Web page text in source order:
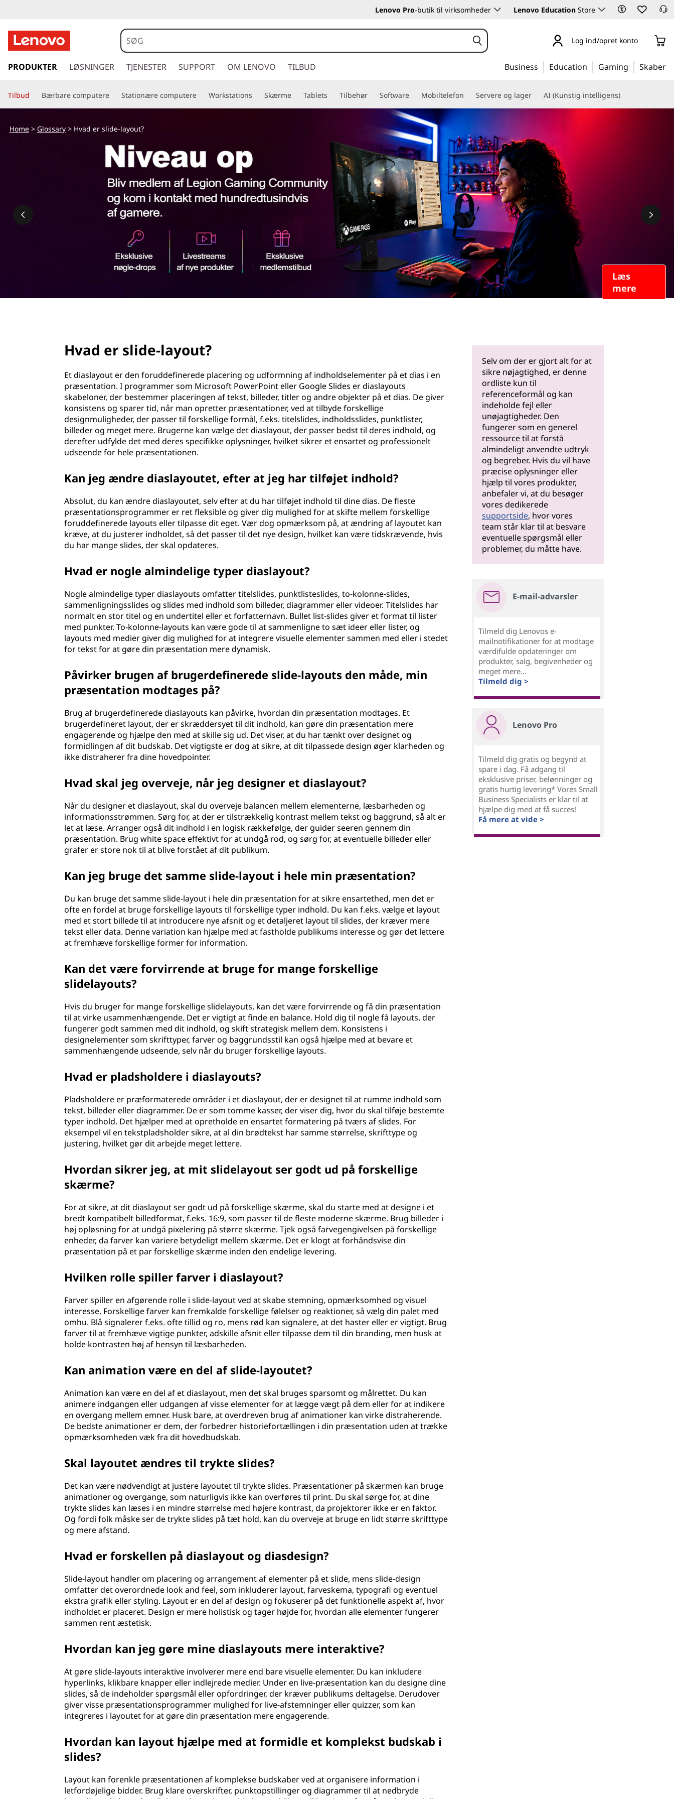
v
a
d
e
Lenovo Pro-butik til virksomheder Lenovo Education Store
p
n
g
i
Log ind/opret konto
PRODUKTER LØSNINGER TJENESTER SUPPORT OM LENOVO TILBUD Business Education Gaming Skaber
Tilbud Bærbare computere Stationære computere Workstations Skærme Tablets Tilbehør Software Mobiltelefon Servere og lager AI (Kunstig intelligens)
Læs
mere
Home> Glossary> Hvad er slide-layout?
Hvad er slide-layout?
Et diaslayout er den foruddefinerede placering og udformning af indholdselementer på et dias i en
præsentation. I programmer som Microsoft PowerPoint eller Google Slides er diaslayouts
skabeloner, der bestemmer placeringen af tekst, billeder, titler og andre objekter på et dias. De giver
konsistens og sparer tid, når man opretter præsentationer, ved at tilbyde forskellige
designmuligheder, der passer til forskellige formål, f.eks. titelslides, indholdsslides, punktlister,
billeder og meget mere. Brugerne kan vælge det diaslayout, der passer bedst til deres indhold, og
derefter udfylde det med deres specifikke oplysninger, hvilket sikrer et ensartet og professionelt
udseende for hele præsentationen.
Kan jeg ændre diaslayoutet, efter at jeg har tilføjet indhold?
Absolut, du kan ændre diaslayoutet, selv efter at du har tilføjet indhold til dine dias. De fleste
præsentationsprogrammer er ret fleksible og giver dig mulighed for at skifte mellem forskellige
foruddefinerede layouts eller tilpasse dit eget. Vær dog opmærksom på, at ændring af layoutet kan
kræve, at du justerer indholdet, så det passer til det nye design, hvilket kan være tidskrævende, hvis
du har mange slides, der skal opdateres.
Hvad er nogle almindelige typer diaslayout?
Nogle almindelige typer diaslayouts omfatter titelslides, punktlisteslides, to-kolonne-slides,
sammenligningsslides og slides med indhold som billeder, diagrammer eller videoer. Titelslides har
normalt en stor titel og en undertitel eller et forfatternavn. Bullet list-slides giver et format til lister
med punkter. To-kolonne-layouts kan være gode til at sammenligne to sæt ideer eller lister, og
layouts med medier giver dig mulighed for at integrere visuelle elementer sammen med eller i stedet
for tekst for at gøre din præsentation mere dynamisk.
Påvirker brugen af brugerdefinerede slide-layouts den måde, min
præsentation modtages på?
Brug af brugerdefinerede diaslayouts kan påvirke, hvordan din præsentation modtages. Et
brugerdefineret layout, der er skræddersyet til dit indhold, kan gøre din præsentation mere
engagerende og hjælpe den med at skille sig ud. Det viser, at du har tænkt over designet og
formidlingen af dit budskab. Det vigtigste er dog at sikre, at dit tilpassede design øger klarheden og
ikke distraherer fra dine hovedpointer.
Hvad skal jeg overveje, når jeg designer et diaslayout?
Når du designer et diaslayout, skal du overveje balancen mellem elementerne, læsbarheden og
informationsstrømmen. Sørg for, at der er tilstrækkelig kontrast mellem tekst og baggrund, så alt er
let at læse. Arranger også dit indhold i en logisk rækkefølge, der guider seeren gennem din
præsentation. Brug white space effektivt for at undgå rod, og sørg for, at eventuelle billeder eller
grafer er store nok til at blive forstået af dit publikum.
Kan jeg bruge det samme slide-layout i hele min præsentation?
Du kan bruge det samme slide-layout i hele din præsentation for at sikre ensartethed, men det er
ofte en fordel at bruge forskellige layouts til forskellige typer indhold. Du kan f.eks. vælge et layout
med et stort billede til at introducere nye afsnit og et detaljeret layout til slides, der kræver mere
tekst eller data. Denne variation kan hjælpe med at fastholde publikums interesse og gør det lettere
at fremhæve forskellige former for information.
Kan det være forvirrende at bruge for mange forskellige
slidelayouts?
Hvis du bruger for mange forskellige slidelayouts, kan det være forvirrende og få din præsentation
til at virke usammenhængende. Det er vigtigt at finde en balance. Hold dig til nogle få layouts, der
fungerer godt sammen med dit indhold, og skift strategisk mellem dem. Konsistens i
designelementer som skrifttyper, farver og baggrundsstil kan også hjælpe med at bevare et
sammenhængende udseende, selv når du bruger forskellige layouts.
Hvad er pladsholdere i diaslayouts?
Pladsholdere er præformaterede områder i et diaslayout, der er designet til at rumme indhold som
tekst, billeder eller diagrammer. De er som tomme kasser, der viser dig, hvor du skal tilføje bestemte
typer indhold. Det hjælper med at opretholde en ensartet formatering på tværs af slides. For
eksempel vil en tekstpladsholder sikre, at al din brødtekst har samme størrelse, skrifttype og
justering, hvilket gør dit arbejde meget lettere.
Hvordan sikrer jeg, at mit slidelayout ser godt ud på forskellige
skærme?
For at sikre, at dit diaslayout ser godt ud på forskellige skærme, skal du starte med at designe i et
bredt kompatibelt billedformat, f.eks. 16:9, som passer til de fleste moderne skærme. Brug billeder i
høj opløsning for at undgå pixelering på større skærme. Tjek også farvegengivelsen på forskellige
enheder, da farver kan variere betydeligt mellem skærme. Det er klogt at forhåndsvise din
præsentation på et par forskellige skærme inden den endelige levering.
Hvilken rolle spiller farver i diaslayout?
Farver spiller en afgørende rolle i slide-layout ved at skabe stemning, opmærksomhed og visuel
interesse. Forskellige farver kan fremkalde forskellige følelser og reaktioner, så vælg din palet med
omhu. Blå signalerer f.eks. ofte tillid og ro, mens rød kan signalere, at det haster eller er vigtigt. Brug
farver til at fremhæve vigtige punkter, adskille afsnit eller tilpasse dem til din branding, men husk at
holde kontrasten høj af hensyn til læsbarheden.
Kan animation være en del af slide-layoutet?
Animation kan være en del af et diaslayout, men det skal bruges sparsomt og målrettet. Du kan
animere indgangen eller udgangen af visse elementer for at lægge vægt på dem eller for at indikere
en overgang mellem emner. Husk bare, at overdreven brug af animationer kan virke distraherende.
De bedste animationer er dem, der forbedrer historiefortællingen i din præsentation uden at trække
opmærksomheden væk fra dit hovedbudskab.
Skal layoutet ændres til trykte slides?
Det kan være nødvendigt at justere layoutet til trykte slides. Præsentationer på skærmen kan bruge
animationer og overgange, som naturligvis ikke kan overføres til print. Du skal sørge for, at dine
trykte slides kan læses i en mindre størrelse med højere kontrast, da projektorer ikke er en faktor.
Og fordi folk måske ser de trykte slides på tæt hold, kan du overveje at bruge en lidt større skrifttype
og mere afstand.
Hvad er forskellen på diaslayout og diasdesign?
Slide-layout handler om placering og arrangement af elementer på et slide, mens slide-design
omfatter det overordnede look and feel, som inkluderer layout, farveskema, typografi og eventuel
ekstra grafik eller styling. Layout er en del af design og fokuserer på det funktionelle aspekt af, hvor
indholdet er placeret. Design er mere holistisk og tager højde for, hvordan alle elementer fungerer
sammen rent æstetisk.
Hvordan kan jeg gøre mine diaslayouts mere interaktive?
At gøre slide-layouts interaktive involverer mere end bare visuelle elementer. Du kan inkludere
hyperlinks, klikbare knapper eller indlejrede medier. Under en live-præsentation kan du designe dine
slides, så de indeholder spørgsmål eller opfordringer, der kræver publikums deltagelse. Derudover
giver visse præsentationsprogrammer mulighed for live-afstemninger eller quizzer, som kan
integreres i layoutet for at gøre din præsentation mere engagerende.
Hvordan kan layout hjælpe med at formidle et komplekst budskab i
slides?
Layout kan forenkle præsentationen af komplekse budskaber ved at organisere information i
letfordøjelige bidder. Brug klare overskrifter, punktopstillinger og diagrammer til at nedbryde
Selv om der er gjort alt for at
sikre nøjagtighed, er denne
ordliste kun til
referenceformål og kan
indeholde fejl eller
unøjagtigheder. Den
fungerer som en generel
ressource til at forstå
almindeligt anvendte udtryk
og begreber. Hvis du vil have
præcise oplysninger eller
hjælp til vores produkter,
anbefaler vi, at du besøger
vores dedikerede
supportside, hvor vores
team står klar til at besvare
eventuelle spørgsmål eller
problemer, du måtte have.
E-mail-advarsler
Tilmeld dig Lenovos e-
mailnotifikationer for at modtage
værdifulde opdateringer om
produkter, salg, begivenheder og
meget mere...
Tilmeld dig >
Lenovo Pro
Tilmeld dig gratis og begynd at
spare i dag. Få adgang til
eksklusive priser, belønninger og
gratis hurtig levering* Vores Small
Business Specialists er klar til at
hjælpe dig med at få succes!
Få mere at vide >